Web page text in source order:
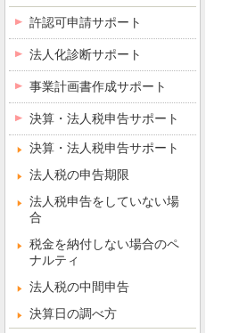
許認可申請サポート
法人化診断サポート
事業計画書作成サポート
決算・法人税申告サポート
決算・法人税申告サポート
法人税の申告期限
法人税申告をしていない場
合
税金を納付しない場合のペ
ナルティ
法人税の中間申告
決算日の調べ方